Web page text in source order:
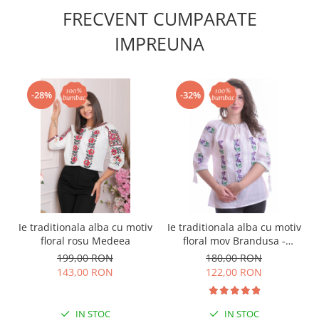
FRECVENT CUMPARATE
IMPREUNA
-28%
Ie traditionala alba cu motiv
floral rosu Medeea
199,00 RON
143,00 RON
IN STOC
-32%
Ie traditionala alba cu motiv
floral mov Brandusa -
maneca scurta
180,00 RON
122,00 RON
IN STOC